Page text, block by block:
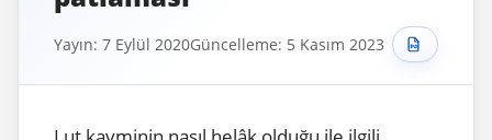
Yayın: 7 Eylül 2020Güncelleme: 5 Kasım 2023